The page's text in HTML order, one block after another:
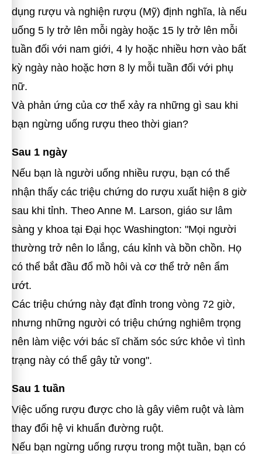
dụng rượu và nghiện rượu (Mỹ) định nghĩa, là nếu
uống 5 ly trở lên mỗi ngày hoặc 15 ly trở lên mỗi
tuần đối với nam giới, 4 ly hoặc nhiều hơn vào bất
kỳ ngày nào hoặc hơn 8 ly mỗi tuần đối với phụ
nữ.
Và phản ứng của cơ thể xảy ra những gì sau khi
bạn ngừng uống rượu theo thời gian?
Sau 1 ngày
Nếu bạn là người uống nhiều rượu, bạn có thể
nhận thấy các triệu chứng do rượu xuất hiện 8 giờ
sau khi tỉnh. Theo Anne M. Larson, giáo sư lâm
sàng y khoa tại Đại học Washington: "Mọi người
thường trở nên lo lắng, cáu kỉnh và bồn chồn. Họ
có thể bắt đầu đổ mồ hôi và cơ thể trở nên ẩm
ướt.
Các triệu chứng này đạt đỉnh trong vòng 72 giờ,
nhưng những người có triệu chứng nghiêm trọng
nên làm việc với bác sĩ chăm sóc sức khỏe vì tình
trạng này có thể gây tử vong".
Sau 1 tuần
Việc uống rượu được cho là gây viêm ruột và làm
thay đổi hệ vi khuẩn đường ruột.
Nếu bạn ngừng uống rượu trong một tuần, bạn có